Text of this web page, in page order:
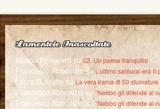
Lamentele Inascoltate
Iacopo Fontanellisu02. Un paese tranquillo
Francesco AbboniziosuL’ultimo samurai era il
Laura Bellavite su La vera trama di 50
Francesco Abbonizio su“Nebbo gli difende ai
Francesco Abbonizio su“Nebbo gli difende ai